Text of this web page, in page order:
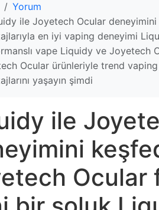
Yorum
ile Joyetech Ocular
en iyi vaping deneyimi
vape Liquidy ve
Ocular ürünleriyle trend
yaşayın şimdi
ile
Ocular